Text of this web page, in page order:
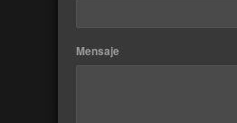
Mensaje